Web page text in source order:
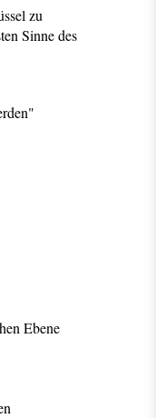
zu
Sinne des
Ebene